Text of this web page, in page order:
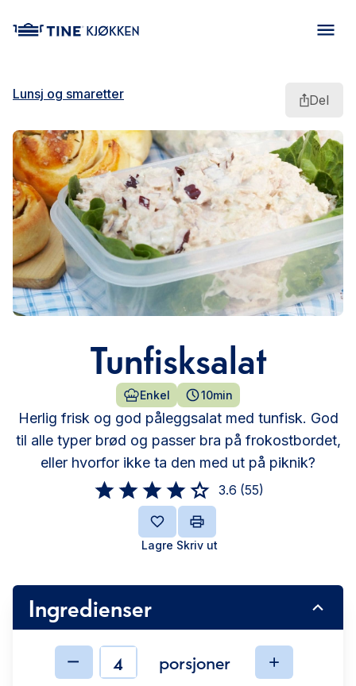
Lunsj og smaretter Del
Tunfisksalat
Enkel 10min
Herlig frisk og god påleggsalat med tunfisk. God
til alle typer brød og passer bra på frokostbordet,
eller hvorfor ikke ta den med ut på piknik?
3.6 (55)
Lagre Skriv ut
Ingredienser
Ingredienserporsjoner